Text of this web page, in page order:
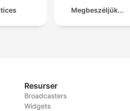
Megbeszéljük...
Resurser
Broadcasters
Widgets